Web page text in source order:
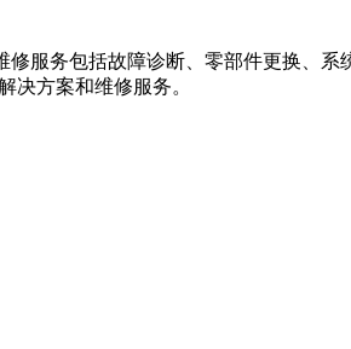
服务包括故障诊断、零部件更换、系
决方案和维修服务。